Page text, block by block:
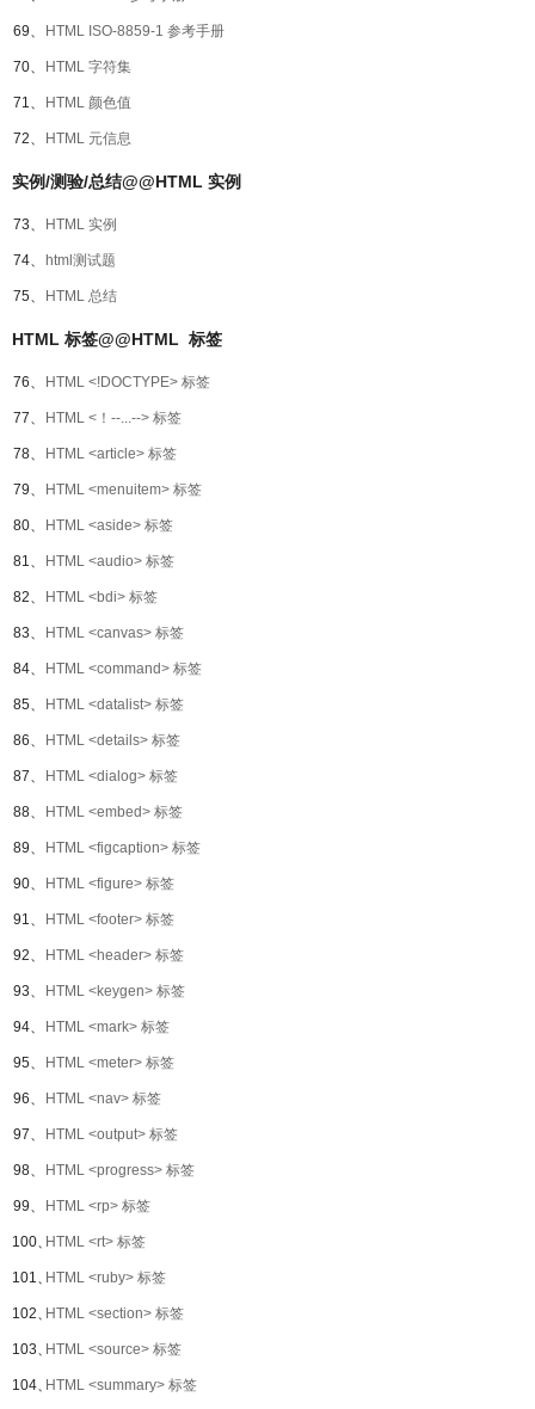
69、 HTML ISO-8859-1 参考手册
70、 HTML 字符集
71、 HTML 颜色值
72、 HTML 元信息
实例/测验/总结@@HTML 实例
73、 HTML 实例
74、 html测试题
75、 HTML 总结
HTML 标签@@HTML 标签
76、 HTML <!DOCTYPE> 标签
77、 HTML <！--...--> 标签
78、 HTML <article> 标签
79、 HTML <menuitem> 标签
80、 HTML <aside> 标签
81、 HTML <audio> 标签
82、 HTML <bdi> 标签
83、 HTML <canvas> 标签
84、 HTML <command> 标签
85、 HTML <datalist> 标签
86、 HTML <details> 标签
87、 HTML <dialog> 标签
88、 HTML <embed> 标签
89、 HTML <figcaption> 标签
90、 HTML <figure> 标签
91、 HTML <footer> 标签
92、 HTML <header> 标签
93、 HTML <keygen> 标签
94、 HTML <mark> 标签
95、 HTML <meter> 标签
96、 HTML <nav> 标签
97、 HTML <output> 标签
98、 HTML <progress> 标签
99、 HTML <rp> 标签
100、HTML <rt> 标签
101、HTML <ruby> 标签
102、HTML <section> 标签
103、HTML <source> 标签
104、HTML <summary> 标签